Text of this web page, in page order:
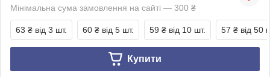
Мінімальна сума замовлення на сайті — 300 ₴
63 ₴ від 3 шт. 60 ₴ від 5 шт. 59 ₴ від 10 шт. 57 ₴ від 50
Купити